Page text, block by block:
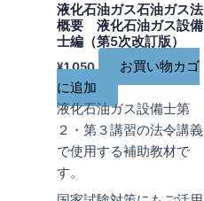
液化石油ガス石油ガス法
概要 液化石油ガス設備
士編（第5次改訂版）
¥1,050
お買い物カゴ
に追加
液化石油ガス設備士第
２・第３講習の法令講義
で使用する補助教材で
す。